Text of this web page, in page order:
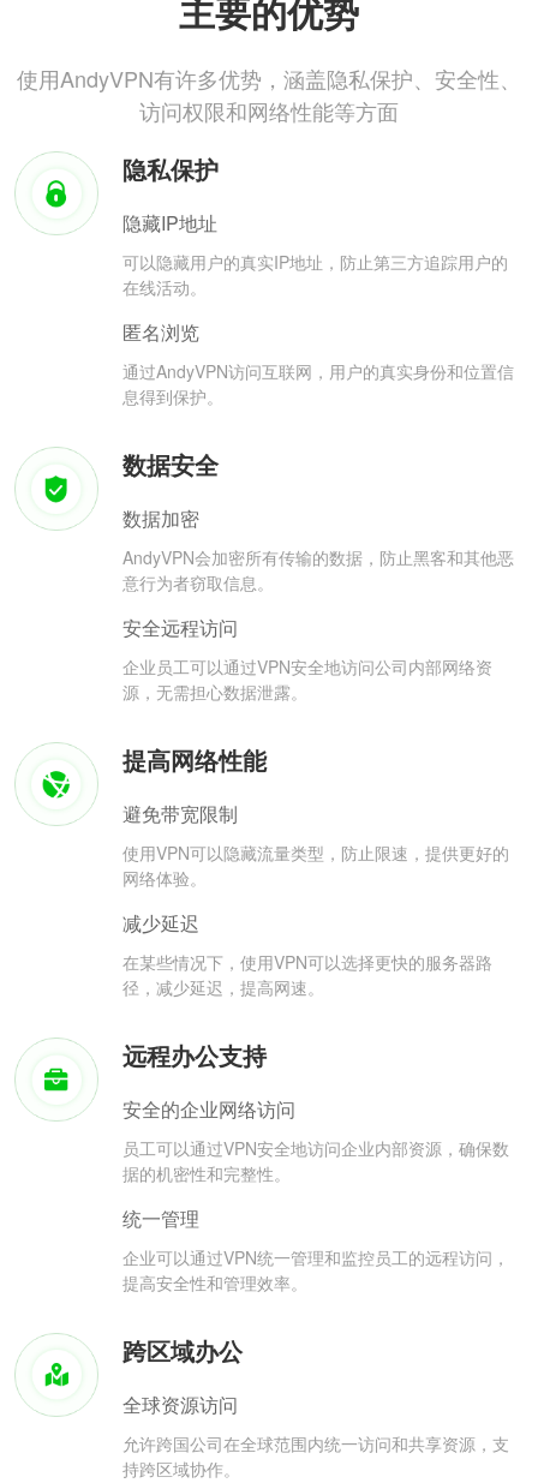
主要的优势
使用AndyVPN有许多优势，涵盖隐私保护、安全性、
访问权限和网络性能等方面
隐私保护
隐藏IP地址
可以隐藏用户的真实IP地址，防止第三方追踪用户的
在线活动。
匿名浏览
通过AndyVPN访问互联网，用户的真实身份和位置信
息得到保护。
数据安全
数据加密
AndyVPN会加密所有传输的数据，防止黑客和其他恶
意行为者窃取信息。
安全远程访问
企业员工可以通过VPN安全地访问公司内部网络资
源，无需担心数据泄露。
提高网络性能
避免带宽限制
使用VPN可以隐藏流量类型，防止限速，提供更好的
网络体验。
减少延迟
在某些情况下，使用VPN可以选择更快的服务器路
径，减少延迟，提高网速。
远程办公支持
安全的企业网络访问
员工可以通过VPN安全地访问企业内部资源，确保数
据的机密性和完整性。
统一管理
企业可以通过VPN统一管理和监控员工的远程访问，
提高安全性和管理效率。
跨区域办公
全球资源访问
允许跨国公司在全球范围内统一访问和共享资源，支
持跨区域协作。